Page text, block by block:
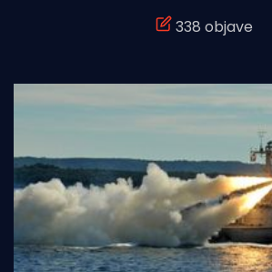
Turizam i nautika
Ribolov
Ekologija
Tradicija i kultura
338 objave